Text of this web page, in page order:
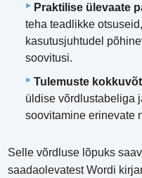
Praktilise ülevaate
teha teadlikke
kasutusjuhtudel
soovitusi.
Tulemuste
üldise võrdlustabeliga
soovitamine erinevate
Selle võrdluse lõpuks
saadaolevatest Wordi